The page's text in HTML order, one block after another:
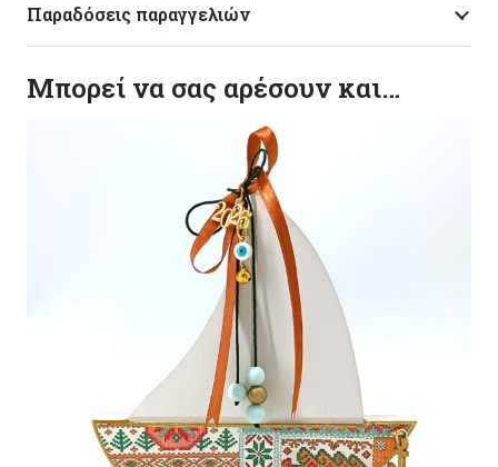
Παραδόσεις παραγγελιών
Μπορεί να σας αρέσουν και…